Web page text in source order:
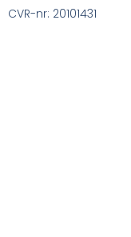
CVR-nr: 20101431